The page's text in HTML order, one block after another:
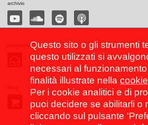
archivio
Questo sito o gli strumenti
questo utilizzati si
necessari al
finalità illustrate nella
Per i cookie analitici e di
puoi decidere se abilitarli o
cliccando sul pulsante